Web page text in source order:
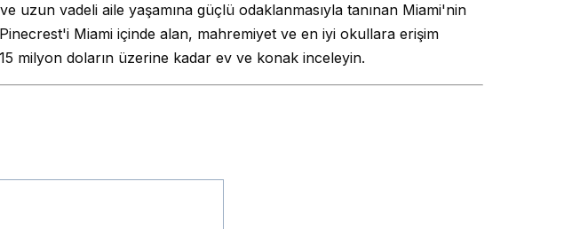
uzun vadeli aile yaşamına güçlü odaklanmasıyla tanınan Miami'nin
Miami içinde alan, mahremiyet ve en iyi okullara erişim
milyon doların üzerine kadar ev ve konak inceleyin.